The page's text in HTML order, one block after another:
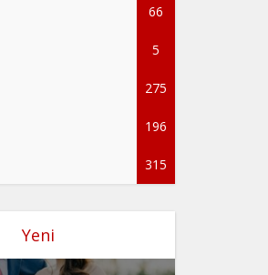
66
5
275
196
315
Yeni